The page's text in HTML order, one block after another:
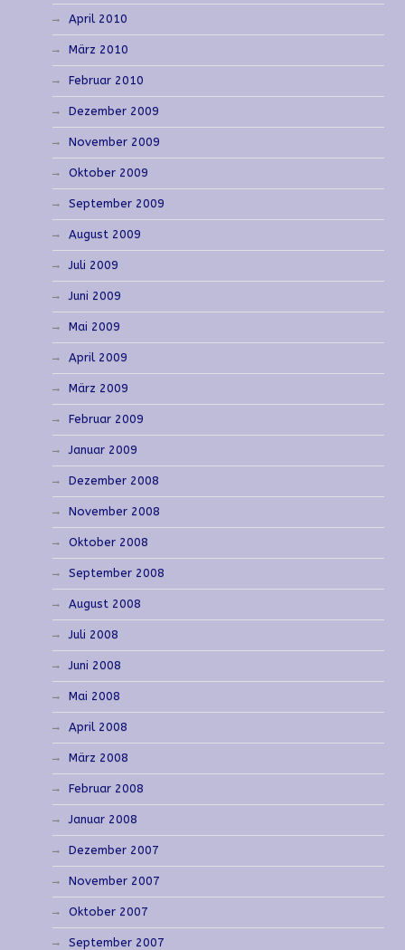
April 2010
März 2010
Februar 2010
Dezember 2009
November 2009
Oktober 2009
September 2009
August 2009
Juli 2009
Juni 2009
Mai 2009
April 2009
März 2009
Februar 2009
Januar 2009
Dezember 2008
November 2008
Oktober 2008
September 2008
August 2008
Juli 2008
Juni 2008
Mai 2008
April 2008
März 2008
Februar 2008
Januar 2008
Dezember 2007
November 2007
Oktober 2007
September 2007